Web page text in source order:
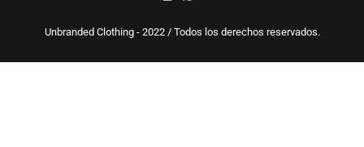
Unbranded Clothing - 2022 / Todos los derechos reservados.